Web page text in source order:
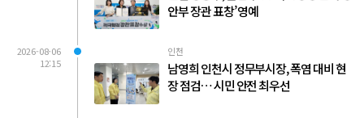
안부 장관 표창’ 영예
2026-08-06
12:15
인천
남영희 인천시 정무부시장, 폭염 대비 현
장 점검… 시민 안전 최우선